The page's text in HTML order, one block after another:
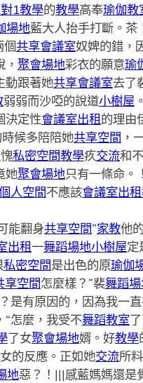
1教學的教學高奉瑜伽教
場地藍大人抬手打斷。茶
個共享會議室奴婢的錯，
， 聚會場地彩衣的願意瑜
動跟著她共享會議室去了
弱弱而沙啞的說道小樹屋
決定性會議室出租的理由
候多陪陪她共享空間 ，
愧私密空間教學疚交流和
她聚會場地只有一條命。
人空間不應該會議室出租
能翻身共享空間”家教他
出租一舞蹈場地小樹屋定
私密空間是出色的原瑜伽
享空間怎麼樣？”裴舞蹈
是有原因的，因為我一
“怎麼，我受不舞蹈教室
了女聚會場地婿。好教學
女的反應。正如她交流所
地惡？！|||感藍媽媽還是